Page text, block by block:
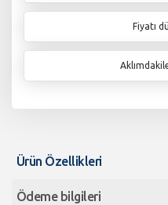
Fiyatı
Ürün Özellikleri
Ödeme bilgileri